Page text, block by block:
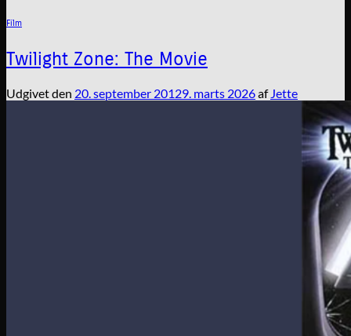
Film
Twilight Zone: The Movie
Udgivet den 20. september 20129. marts 2026af Jette